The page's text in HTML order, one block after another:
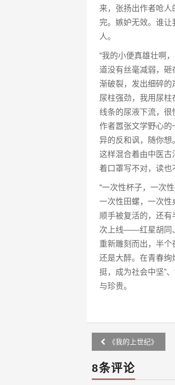
来，张扬出作者呛人
完。嫉妒无效。谁
人。
“我的小便真雄壮啊
道没有丝毫减弱，砸
渐破裂，发出细碎
尿柱强劲，我用尿
线条的尿液下流，
作者嚣张文学野心的
异的反和讽，随你想
这样混合着由中医古
着口罩写不对，读也
“一次性杯子，一次
一次性田螺，一次性
顺手被复活的，还
次上线——红星胡同
重新雕刻而出，半
还是大醉。在青春绚
挺，成为社会中坚”
与珍贵。
Post
navigation
《我的上世纪》
8条评论